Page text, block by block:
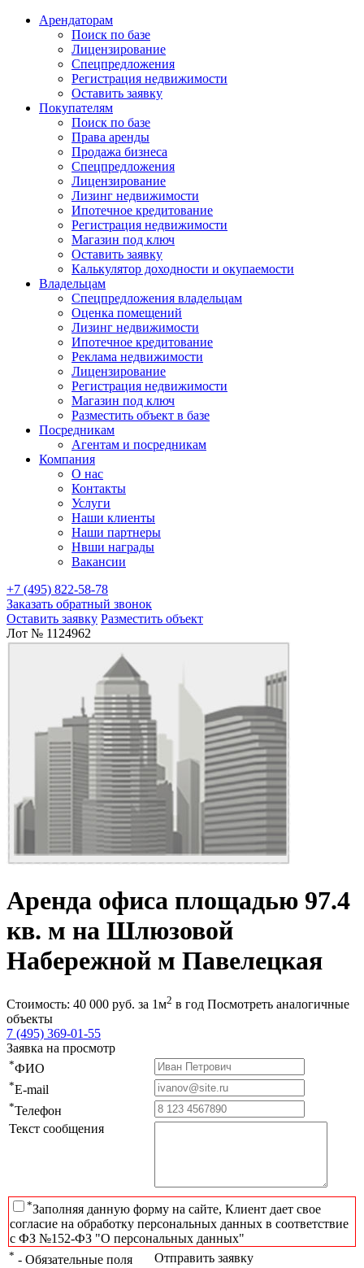
Арендаторам
Поиск по базе
Лицензирование
Спецпредложения
Регистрация недвижимости
Оставить заявку
Покупателям
Поиск по базе
Права аренды
Продажа бизнеса
Спецпредложения
Лицензирование
Лизинг недвижимости
Ипотечное кредитование
Регистрация недвижимости
Магазин под ключ
Оставить заявку
Калькулятор доходности и окупаемости
Владельцам
Спецпредложения владельцам
Оценка помещений
Лизинг недвижимости
Ипотечное кредитование
Реклама недвижимости
Лицензирование
Регистрация недвижимости
Магазин под ключ
Разместить объект в базе
Посредникам
Агентам и посредникам
Компания
О нас
Контакты
Услуги
Наши клиенты
Наши партнеры
Нвши награды
Вакансии
+7 (495) 822-58-78
Заказать обратный звонок
Оставить заявку Разместить объект
Лот № 1124962
Аренда офиса площадью 97.4
кв. м на Шлюзовой
Набережной м Павелецкая
Стоимость: 40 000 руб. за 1м2 в год Посмотреть аналогичные
объекты
7 (495) 369-01-55
Заявка на просмотр
*ФИО
*E-mail
*Телефон
Текст сообщения
*Заполняя данную форму на сайте, Клиент дает свое
согласие на обработку персональных данных в соответствие
с ФЗ №152-ФЗ "О персональных данных"
* - Обязательные поля Отправить заявку